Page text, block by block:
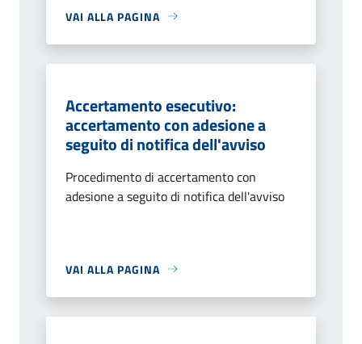
VAI ALLA PAGINA
Accertamento esecutivo:
accertamento con adesione a
seguito di notifica dell'avviso
Procedimento di accertamento con
adesione a seguito di notifica dell'avviso
VAI ALLA PAGINA